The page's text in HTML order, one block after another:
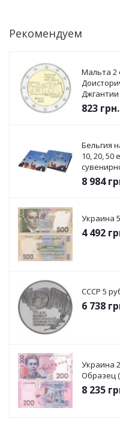
Рекомендуем
Мальта 2
Джгантии
823 грн.
Бельгия
10, 20, 50
8 984
Украина
4 492
СССР 5
6 738
Украина
Образец
8 235